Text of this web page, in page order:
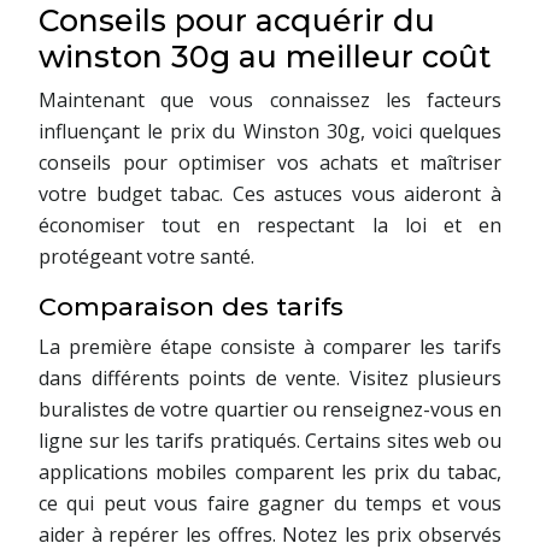
Conseils pour acquérir du
winston 30g au meilleur coût
Maintenant que vous connaissez les facteurs
influençant le prix du Winston 30g, voici quelques
conseils pour optimiser vos achats et maîtriser
votre budget tabac. Ces astuces vous aideront à
économiser tout en respectant la loi et en
protégeant votre santé.
Comparaison des tarifs
La première étape consiste à comparer les tarifs
dans différents points de vente. Visitez plusieurs
buralistes de votre quartier ou renseignez-vous en
ligne sur les tarifs pratiqués. Certains sites web ou
applications mobiles comparent les prix du tabac,
ce qui peut vous faire gagner du temps et vous
aider à repérer les offres. Notez les prix observés